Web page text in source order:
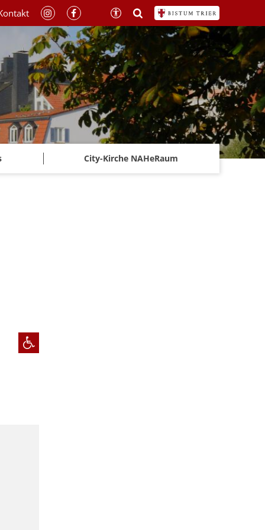
City-Kirche NAHeRaum